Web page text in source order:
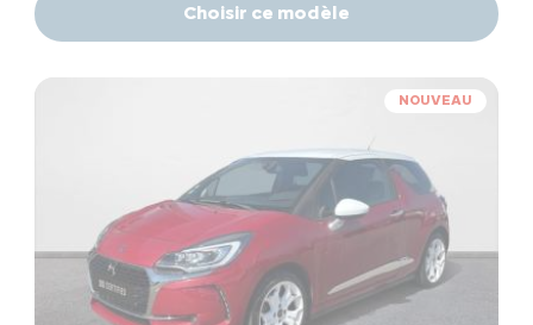
Choisir ce modèle
NOUVEAU